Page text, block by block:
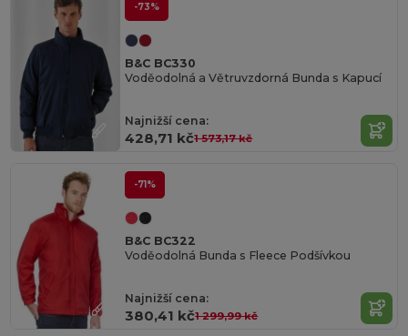
-73%
B&C BC330
Voděodolná a Větruvzdorná Bunda s Kapucí
Najnižší cena:
428,71 kč1 573,17 kč
-71%
B&C BC322
Voděodolná Bunda s Fleece Podšívkou
Najnižší cena:
380,41 kč1 299,99 kč